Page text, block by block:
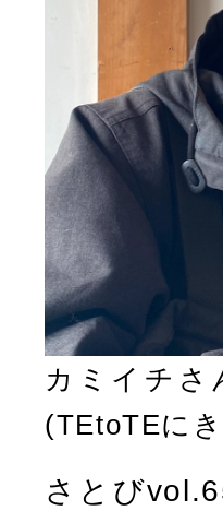
カミイチさ
(TEtoTEに
さとび